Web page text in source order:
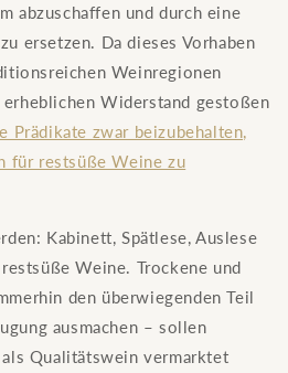
abzuschaffen und durch eine
ersetzen. Da dieses Vorhaben
Weinregionen
Widerstand gestoßen
Prädikate zwar beizubehalten,
für restsüße Weine zu
Kabinett, Spätlese, Auslese
Weine. Trockene und
den überwiegenden Teil
ausmachen – sollen
Qualitätswein vermarktet